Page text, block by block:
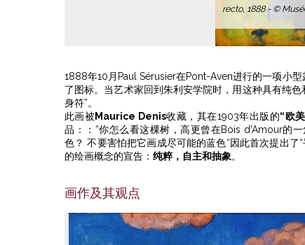
Paul Sérusier : Le
1888 - © Musée
1888年10月Paul Sérusier在Pont-Aven进行的一项小
了图标。当艺术家回到朱利安学院时，用这种具有纯色
身符”。
此画被 Maurice Denis收藏，其在1903年出版的“欧
品：：“你怎么看这棵树，高更曾在Bois d'Amour的
色？ 不要害怕把它画成尽可能的蓝色“因此首次提出
的绘画概念的宣告： 纯粹，自主和抽象。
画作及其观点